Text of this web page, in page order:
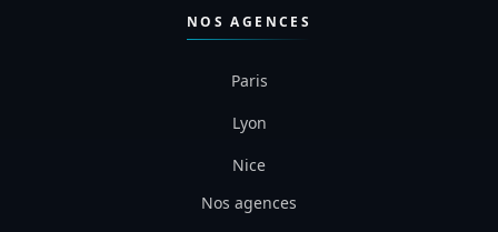
NOS AGENCES
Paris
Lyon
Nice
Nos agences